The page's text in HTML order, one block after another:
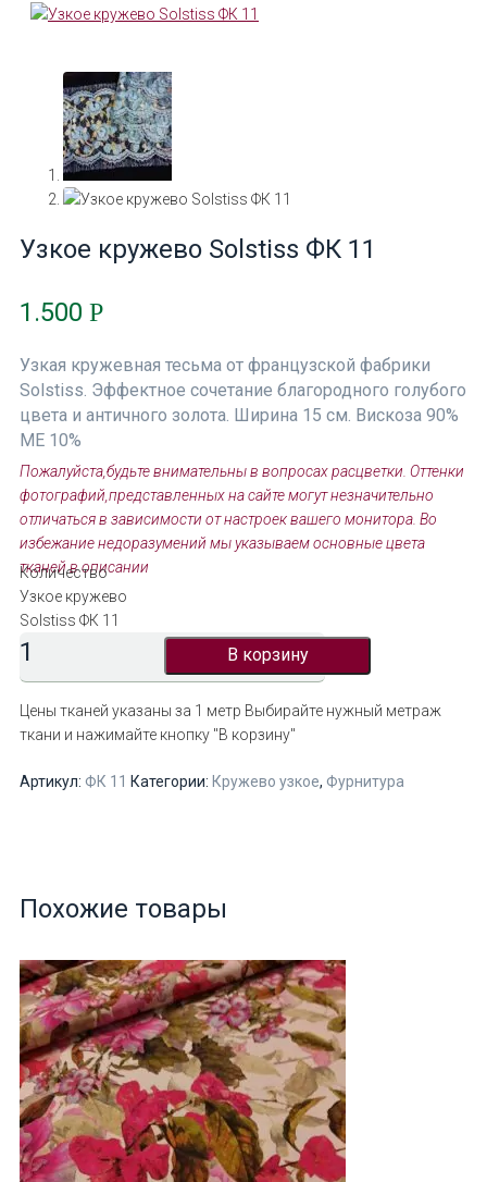
Узкое кружево Solstiss ФК 11
1.500 Р
Узкая кружевная тесьма от французской фабрики
Solstiss. Эффектное сочетание благородного голубого
цвета и античного золота. Ширина 15 см. Вискоза 90%
МЕ 10%
Пожалуйста,будьте внимательны в вопросах расцветки. Оттенки
фотографий,представленных на сайте могут незначительно
отличаться в зависимости от настроек вашего монитора. Во
избежание недоразумений мы указываем основные цвета
тканей в описании
Количество
Узкое кружево
Solstiss ФК 11
В корзину
Цены тканей указаны за 1 метр Выбирайте нужный метраж
ткани и нажимайте кнопку "В корзину"
Артикул: ФК 11 Категории: Кружево узкое, Фурнитура
Похожие товары